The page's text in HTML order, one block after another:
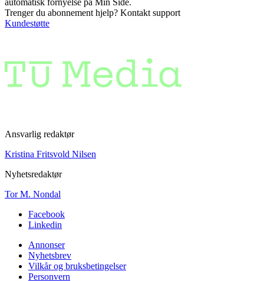
automatisk fornyelse på Min Side.
Trenger du abonnement hjelp? Kontakt support
Kundestøtte
Ansvarlig redaktør
Kristina Fritsvold Nilsen
Nyhetsredaktør
Tor M. Nondal
Facebook
Linkedin
Annonser
Nyhetsbrev
Vilkår og bruksbetingelser
Personvern